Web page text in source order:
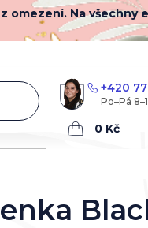
Na všechny
+420
Nákupní